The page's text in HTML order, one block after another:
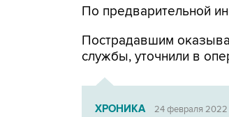
По предварительной
Пострадавшим
службы, уточнили в
ХРОНИКА 24 февраля 2022